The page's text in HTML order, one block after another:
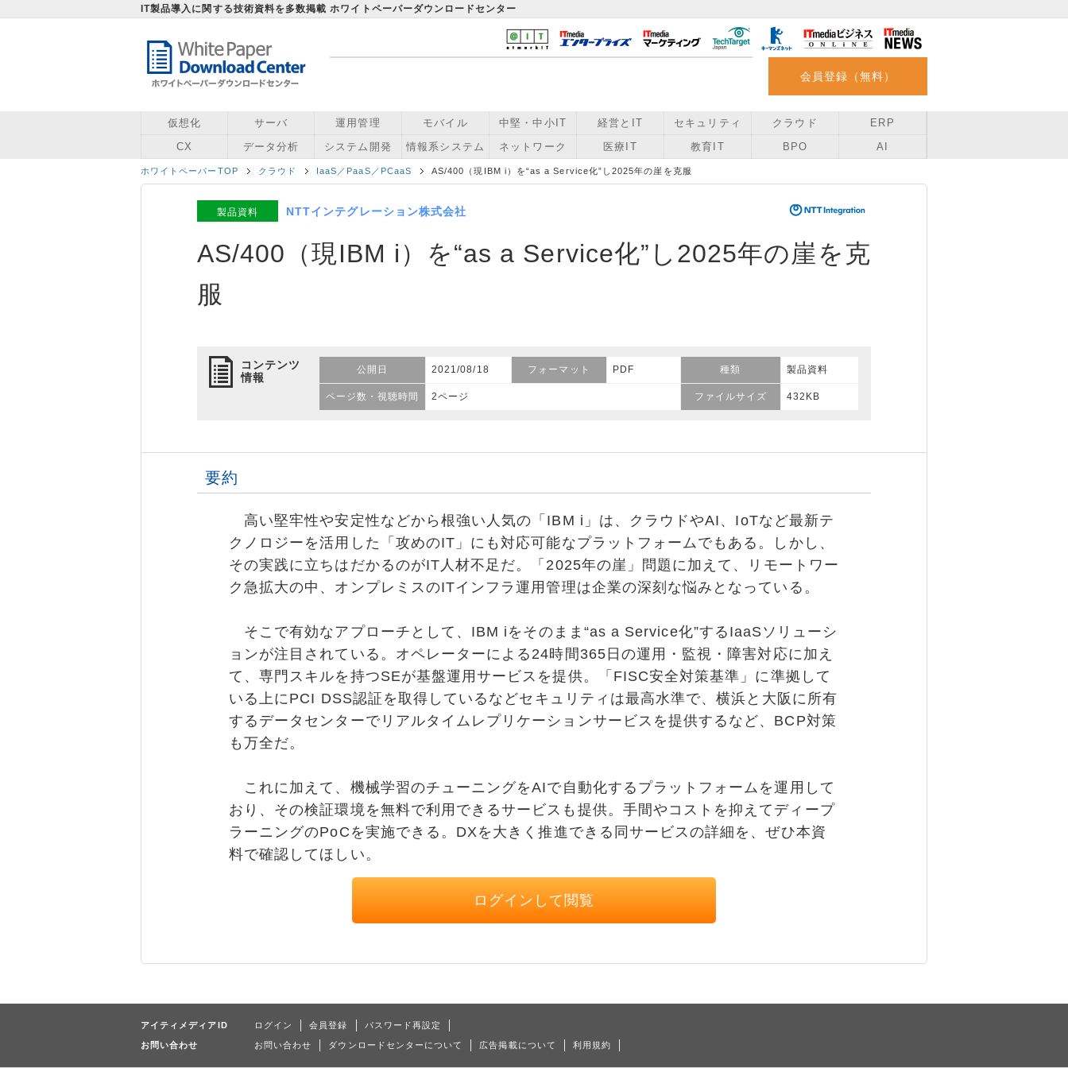
IT製品導入に関する技術資料を多数掲載 ホワイトペーパーダウンロードセンター
会員登録（無料）
仮想化 サーバ 運用管理 モバイル 中堅・中小IT 経営とIT セキュリティ クラウド
ERP
CX
データ分析 システム開発 情報系システム ネットワーク 医療IT 教育IT BPO AI
ホワイトペーパーTOP クラウド IaaS／PaaS／PCaaS AS/400（現IBM i）を“as a Service化”し2025年の崖を克服
製品資料 NTTインテグレーション株式会社
AS/400（現IBM i）を“as a Service化”し2025年の崖を克
服
コンテンツ
情報
公開日 2021/08/18 フォーマット PDF 種類 製品資料
ページ数・視聴時間 2ページ ファイルサイズ 432KB
要約
高い堅牢性や安定性などから根強い人気の「IBM i」は、クラウドやAI、IoTなど最新テ
クノロジーを活用した「攻めのIT」にも対応可能なプラットフォームでもある。しかし、
その実践に立ちはだかるのがIT人材不足だ。「2025年の崖」問題に加えて、リモートワー
ク急拡大の中、オンプレミスのITインフラ運用管理は企業の深刻な悩みとなっている。
そこで有効なアプローチとして、IBM iをそのまま“as a Service化”するIaaSソリューシ
ョンが注目されている。オペレーターによる24時間365日の運用・監視・障害対応に加え
て、専門スキルを持つSEが基盤運用サービスを提供。「FISC安全対策基準」に準拠して
いる上にPCI DSS認証を取得しているなどセキュリティは最高水準で、横浜と大阪に所有
するデータセンターでリアルタイムレプリケーションサービスを提供するなど、BCP対策
も万全だ。
これに加えて、機械学習のチューニングをAIで自動化するプラットフォームを運用して
おり、その検証環境を無料で利用できるサービスも提供。手間やコストを抑えてディープ
ラーニングのPoCを実施できる。DXを大きく推進できる同サービスの詳細を、ぜひ本資
料で確認してほしい。
ログインして閲覧
アイティメディアID ログイン 会員登録 パスワード再設定
お問い合わせ お問い合わせ ダウンロードセンターについて 広告掲載について 利用規約